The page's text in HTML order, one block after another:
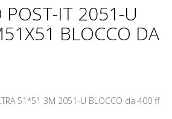
IT 2051-U
BLOCCO DA
51*51 3M 2051-U BLOCCO da 400 ff